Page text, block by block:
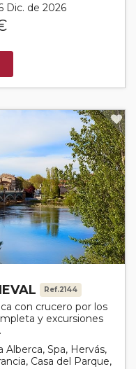
Dic. de 2026
Ref.2144
con crucero por los
y excursiones
Alberca, Spa, Hervás,
Casa del Parque,